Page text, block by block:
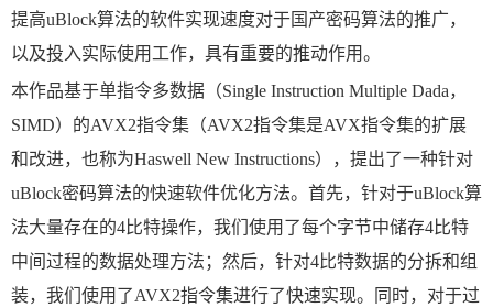
提高uBlock算法的软件实现速度对于国产密码算法的推广，
以及投入实际使用工作，具有重要的推动作用。
本作品基于单指令多数据（Single Instruction Multiple Dada，
SIMD）的AVX2指令集（AVX2指令集是AVX指令集的扩展
和改进，也称为Haswell New Instructions），提出了一种针对
uBlock密码算法的快速软件优化方法。首先，针对于uBlock算
法大量存在的4比特操作，我们使用了每个字节中储存4比特
中间过程的数据处理方法；然后，针对4比特数据的分拆和组
装，我们使用了AVX2指令集进行了快速实现。同时，对于过